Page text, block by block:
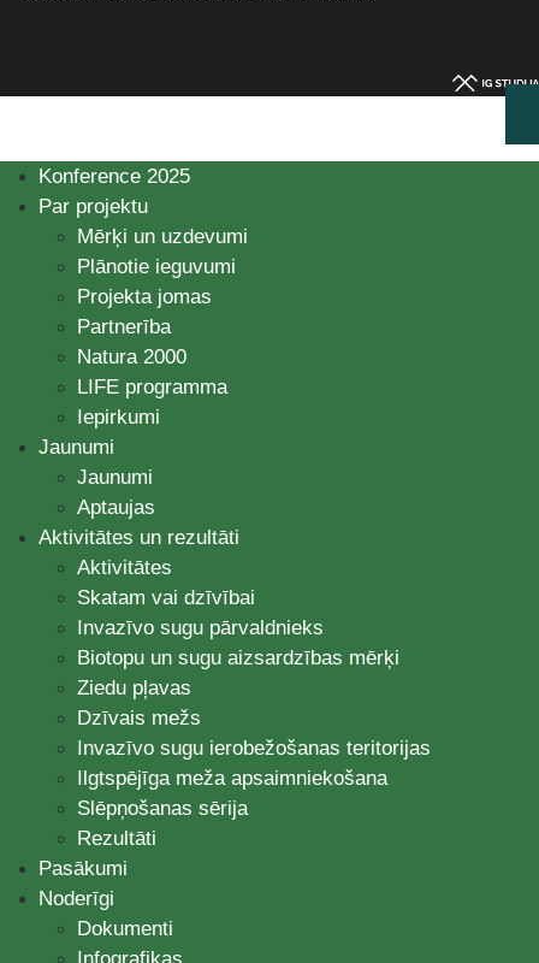
Konference 2025
Par projektu
Mērķi un uzdevumi
Plānotie ieguvumi
Projekta jomas
Partnerība
Natura 2000
LIFE programma
Iepirkumi
Jaunumi
Jaunumi
Aptaujas
Aktivitātes un rezultāti
Aktivitātes
Skatam vai dzīvībai
Invazīvo sugu pārvaldnieks
Biotopu un sugu aizsardzības mērķi
Ziedu pļavas
Dzīvais mežs
Invazīvo sugu ierobežošanas teritorijas
Ilgtspējīga meža apsaimniekošana
Slēpņošanas sērija
Rezultāti
Pasākumi
Noderīgi
Dokumenti